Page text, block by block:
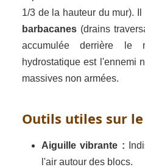
1/3 de la hauteur du mur).
barbacanes (drains
accumulée derrière le
hydrostatique est l'ennemi
massives non armées.
Outils utiles sur
Aiguille vibrante :
l'air autour des blocs.